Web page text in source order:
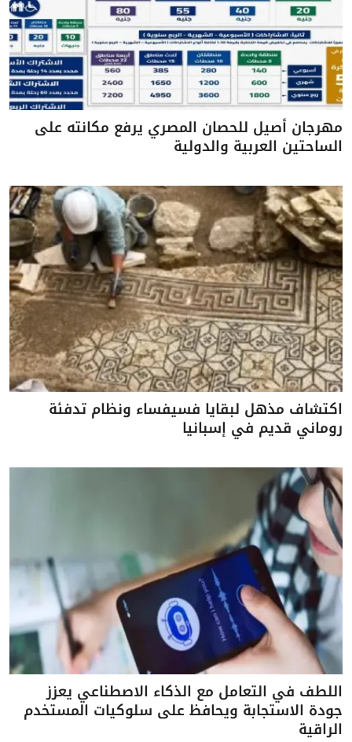
مهرجان أصيل للحصان المصري يرفع مكانته على
الساحتين العربية والدولية
اكتشاف مذهل لبقايا فسيفساء ونظام تدفئة
روماني قديم في إسبانيا
اللطف في التعامل مع الذكاء الاصطناعي يعزز
جودة الاستجابة ويحافظ على سلوكيات المستخدم
الراقية